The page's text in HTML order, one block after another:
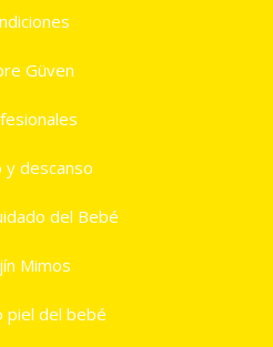
Güven
y descanso
del Bebé
Mimos
piel del bebé